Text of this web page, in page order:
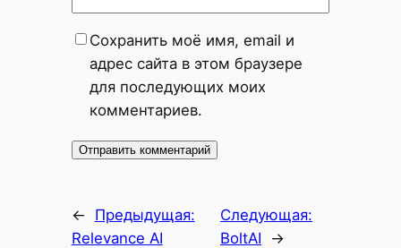
Сохранить моё имя, email и
адрес сайта в этом браузере
для последующих моих
комментариев.
←
Предыдущая:
Relevance AI
Следующая:
BoltAI
→